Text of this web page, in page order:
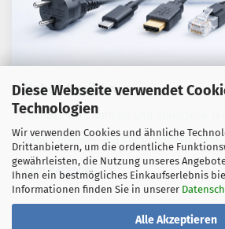
Diese Webseite verwendet
Technologien
Wir verwenden Cookies und ähnliche
Drittanbietern, um die ordentliche
gewährleisten, die Nutzung unseres
Ihnen ein bestmögliches Einkaufserlebnis
Informationen finden Sie in unserer
Alle Akzeptieren
Kabel-Lexikon
Fachbegriffe, Normen und praktische
Kabel, Adapter und Verbindungstechnik.
Zum Ratgeber